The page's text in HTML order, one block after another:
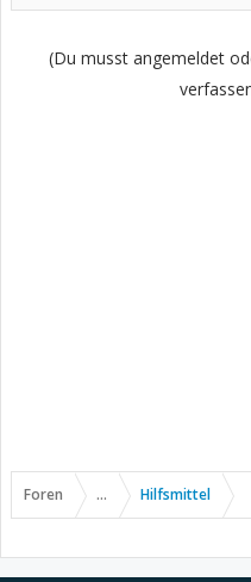
(Du musst angemeldet
Foren ... Hilfsmittel